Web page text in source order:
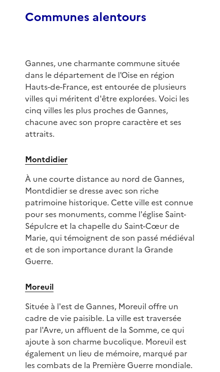
Communes alentours
Gannes, une charmante commune située
dans le département de l'Oise en région
Hauts-de-France, est entourée de plusieurs
villes qui méritent d'être explorées. Voici les
cinq villes les plus proches de Gannes,
chacune avec son propre caractère et ses
attraits.
Montdidier
À une courte distance au nord de Gannes,
Montdidier se dresse avec son riche
patrimoine historique. Cette ville est connue
pour ses monuments, comme l'église Saint-
Sépulcre et la chapelle du Saint-Cœur de
Marie, qui témoignent de son passé médiéval
et de son importance durant la Grande
Guerre.
Moreuil
Située à l'est de Gannes, Moreuil offre un
cadre de vie paisible. La ville est traversée
par l'Avre, un affluent de la Somme, ce qui
ajoute à son charme bucolique. Moreuil est
également un lieu de mémoire, marqué par
les combats de la Première Guerre mondiale.